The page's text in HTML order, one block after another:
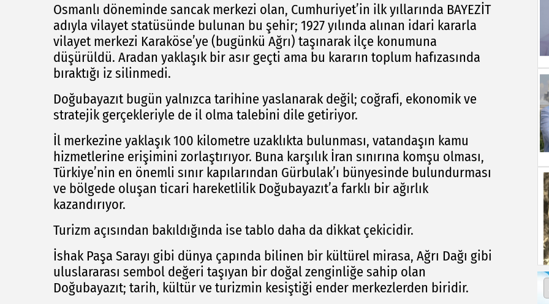
Osmanlı döneminde sancak merkezi olan, Cumhuriyet’in ilk yıllarında BAYEZİT
adıyla vilayet statüsünde bulunan bu şehir; 1927 yılında alınan idari kararla
vilayet merkezi Karaköse’ye (bugünkü Ağrı) taşınarak ilçe konumuna
düşürüldü. Aradan yaklaşık bir asır geçti ama bu kararın toplum hafızasında
bıraktığı iz silinmedi.
Doğubayazıt bugün yalnızca tarihine yaslanarak değil; coğrafi, ekonomik ve
stratejik gerçekleriyle de il olma talebini dile getiriyor.
İl merkezine yaklaşık 100 kilometre uzaklıkta bulunması, vatandaşın kamu
hizmetlerine erişimini zorlaştırıyor. Buna karşılık İran sınırına komşu olması,
Türkiye’nin en önemli sınır kapılarından Gürbulak’ı bünyesinde bulundurması
ve bölgede oluşan ticari hareketlilik Doğubayazıt’a farklı bir ağırlık
kazandırıyor.
Turizm açısından bakıldığında ise tablo daha da dikkat çekicidir.
İshak Paşa Sarayı gibi dünya çapında bilinen bir kültürel mirasa, Ağrı Dağı gibi
uluslararası sembol değeri taşıyan bir doğal zenginliğe sahip olan
Doğubayazıt; tarih, kültür ve turizmin kesiştiği ender merkezlerden biridir.